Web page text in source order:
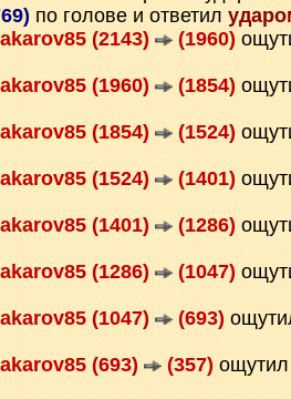
по голове и ответил
(2143) (1960)
(1960) (1854)
(1854) (1524)
(1524) (1401)
(1401) (1286)
(1286) (1047)
(1047) (693)
(693) (357)